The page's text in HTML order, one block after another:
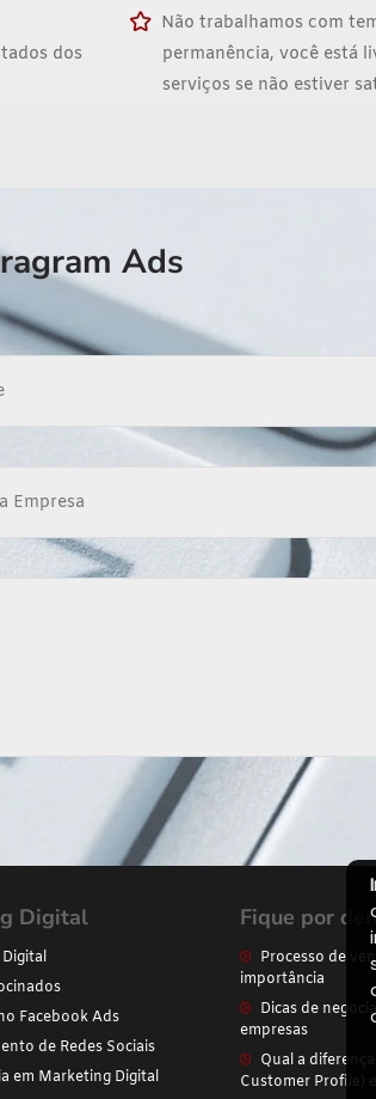
dos
Não trabalhamos com
permanência, você está
serviços se não estiver
Ads
Digital
Facebook Ads
de Redes Sociais
em Marketing Digital
Fique por
Processo de
importância
Dicas de
empresas
Qual a
Customer Profile) e